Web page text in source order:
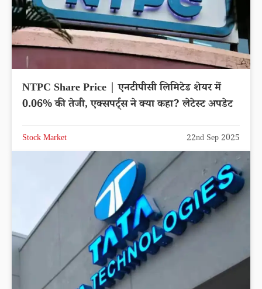
NTPC Share Price | एनटीपीसी लिमिटेड शेयर में
0.06% की तेजी, एक्सपर्ट्स ने क्या कहा? लेटेस्ट अपडेट
Stock Market 22nd Sep 2025